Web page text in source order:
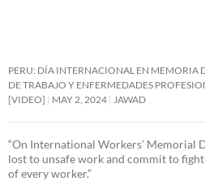
PERU: DÍA INTERNACIONAL EN MEMORIA
DE TRABAJO Y ENFERMEDADES
[VIDEO]
MAY 2, 2024 JAWAD
“On International Workers’ Memorial
lost to unsafe work and commit to
of every worker.”